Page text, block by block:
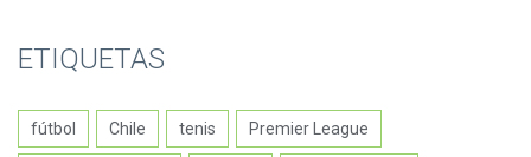
ETIQUETAS
fútbol Chile tenis Premier League